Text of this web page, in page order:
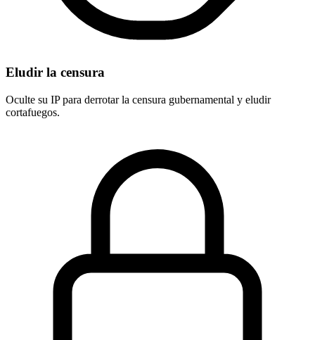
Eludir la censura
Oculte su IP para derrotar la censura gubernamental y eludir
cortafuegos.